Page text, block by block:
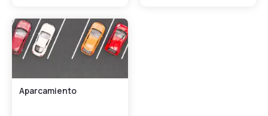
Aparcamiento